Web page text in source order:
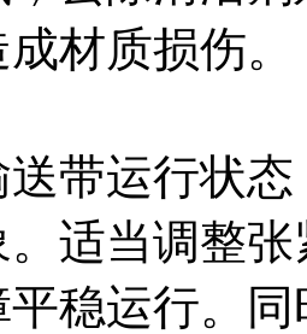
材质损伤。
带运行状
适当调整
稳运行。